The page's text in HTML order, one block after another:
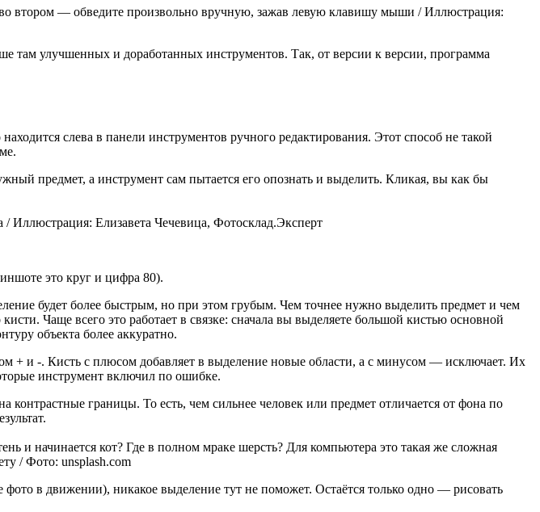
втором — обведите произвольно вручную, зажав левую клавишу мыши / Иллюстрация:
там улучшенных и доработанных инструментов. Так, от версии к версии, программа
слева в панели инструментов ручного редактирования. Этот способ не такой
предмет, а инструмент сам пытается его опознать и выделить. Кликая, вы как бы
Иллюстрация: Елизавета Чечевица, Фотосклад.Эксперт
это круг и цифра 80).
будет более быстрым, но при этом грубым. Чем точнее нужно выделить предмет и чем
Чаще всего это работает в связке: сначала вы выделяете большой кистью основной
объекта более аккуратно.
+ и -. Кисть с плюсом добавляет в выделение новые области, а с минусом — исключает. Их
инструмент включил по ошибке.
контрастные границы. То есть, чем сильнее человек или предмет отличается от фона по
и начинается кот? Где в полном мраке шерсть? Для компьютера это такая же сложная
/ Фото: unsplash.com
в движении), никакое выделение тут не поможет. Остаётся только одно — рисовать